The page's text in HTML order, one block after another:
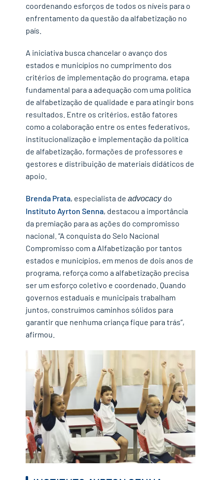
coordenando esforços de todos os níveis para o
enfrentamento da questão da alfabetização no
país.
A iniciativa busca chancelar o avanço dos
estados e municípios no cumprimento dos
critérios de implementação do programa, etapa
fundamental para a adequação com uma política
de alfabetização de qualidade e para atingir bons
resultados. Entre os critérios, estão fatores
como a colaboração entre os entes federativos,
institucionalização e implementação da política
de alfabetização, formações de professores e
gestores e distribuição de materiais didáticos de
apoio.
Brenda Prata, especialista de advocacy do
Instituto Ayrton Senna, destacou a importância
da premiação para as ações do compromisso
nacional. “A conquista do Selo Nacional
Compromisso com a Alfabetização por tantos
estados e municípios, em menos de dois anos de
programa, reforça como a alfabetização precisa
ser um esforço coletivo e coordenado. Quando
governos estaduais e municipais trabalham
juntos, construímos caminhos sólidos para
garantir que nenhuma criança fique para trás”,
afirmou.